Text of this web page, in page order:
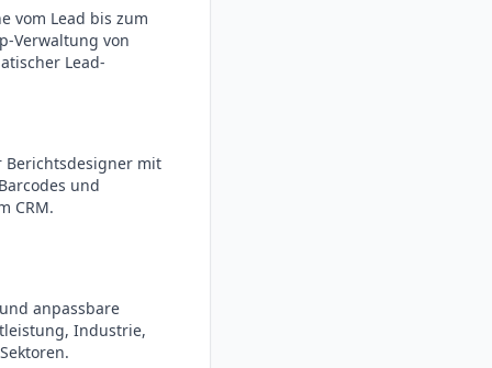
vom Lead bis zum
Verwaltung von
Lead-
mit
und
CRM.
anpassbare
Industrie,